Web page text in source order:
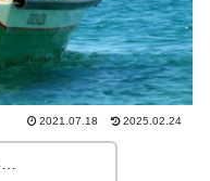
2021.07.18 2025.02.24
…